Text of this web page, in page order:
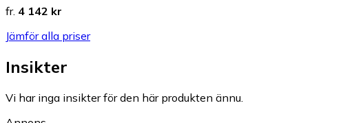
fr. 4 142 kr
Jämför alla priser
Insikter
Vi har inga insikter för den här produkten ännu.